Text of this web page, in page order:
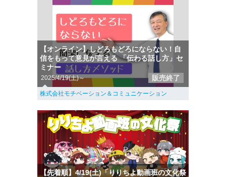
【オンライン】しどろもどろにならない！自
信をもって意見が言える 「伝わる話し方」セ
ミナー
2025/4/19(土)～ 販売終了
株式会社モチベーション＆コミュニケーション
【先着順】4/19(土)「りりちよ動画班の文化祭